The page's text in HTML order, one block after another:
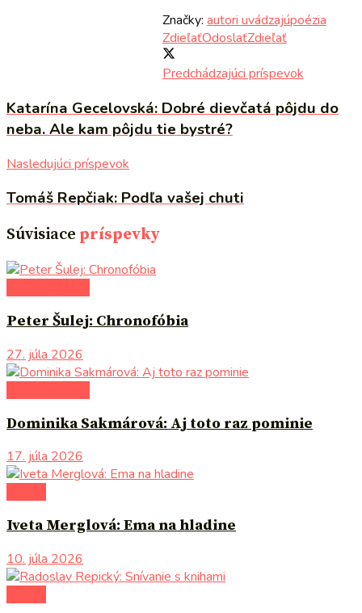
Značky: autori uvádzajúpoézia
ZdieľaťOdoslaťZdieľať
Predchádzajúci príspevok
Katarína Gecelovská: Dobré dievčatá pôjdu do
neba. Ale kam pôjdu tie bystré?
Nasledujúci príspevok
Tomáš Repčiak: Podľa vašej chuti
Súvisiace príspevky
Peter Šulej: Chronofóbia
27. júla 2026
Dominika Sakmárová: Aj toto raz pominie
17. júla 2026
Iveta Merglová: Ema na hladine
10. júla 2026